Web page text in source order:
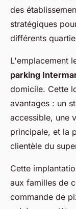
des
stratégiques
différents
L'emplacement
parking
domicile. Cette
avantages : un
accessible, une
principale, et la
clientèle du
Cette
aux familles de
commande de